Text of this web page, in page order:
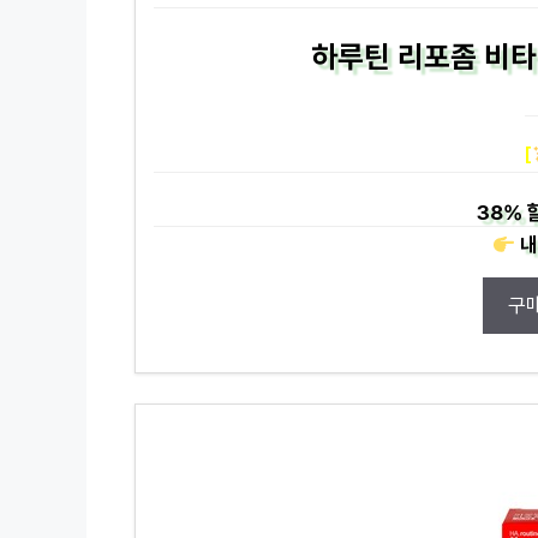
하루틴 리포좀 비
[
38%
구